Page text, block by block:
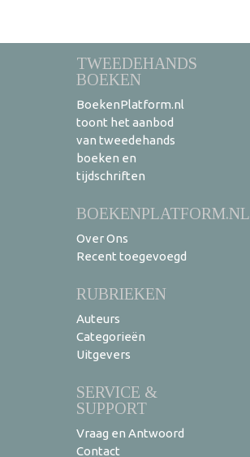
TWEEDEHANDS
BOEKEN
BoekenPlatform.nl
toont het aanbod
van tweedehands
boeken en
tijdschriften
BOEKENPLATFORM.NL
Over Ons
Recent toegevoegd
RUBRIEKEN
Auteurs
Categorieën
Uitgevers
SERVICE &
SUPPORT
Vraag en Antwoord
Contact